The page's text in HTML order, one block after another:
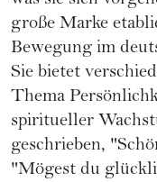
große Marke
Bewegung im
Sie bietet
Thema
spiritueller
geschrieben,
"Mögest du